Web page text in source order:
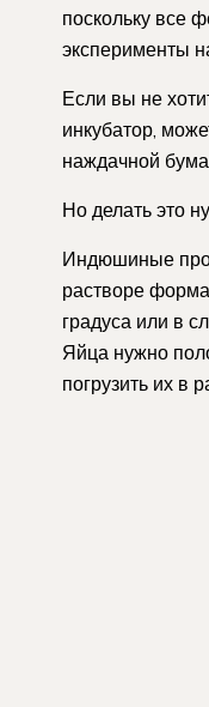
поскольку все
эксперименты
Если вы не
инкубатор,
наждачной
Но делать это
Индюшиные
растворе
градуса или в
Яйца нужно
погрузить их в